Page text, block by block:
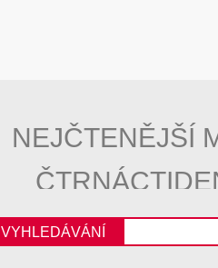
NEJČTENĚJŠÍ
VYHLEDÁVÁNÍ